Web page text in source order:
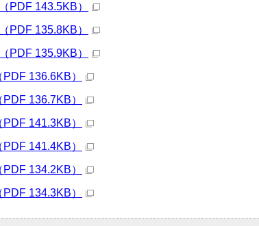
PDF 143.5KB）
PDF 135.8KB）
PDF 135.9KB）
136.6KB）
136.7KB）
141.3KB）
141.4KB）
134.2KB）
134.3KB）